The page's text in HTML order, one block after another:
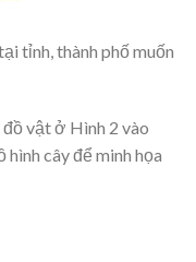
tỉnh, thành phố muốn
đồ vật ở Hình 2 vào
hình cây để minh họa